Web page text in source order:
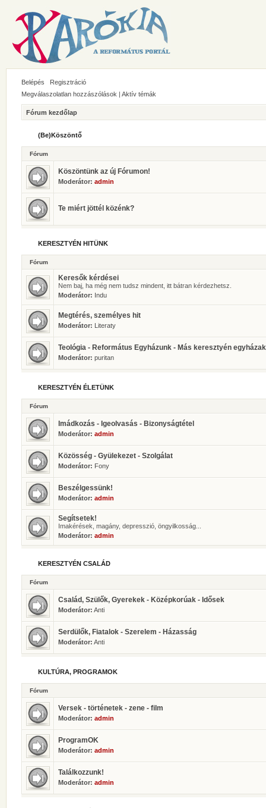
Belépés
Regisztráció
Megválaszolatlan hozzászólások | Aktív témák
Fórum kezdőlap
(Be)Köszöntő
Fórum
Köszöntünk az új Fórumon!
Moderátor: admin
Te miért jöttél közénk?
KERESZTYÉN HITÜNK
Fórum
Keresők kérdései
Nem baj, ha még nem tudsz mindent, itt bátran kérdezhetsz.
Moderátor: Indu
Megtérés, személyes hit
Moderátor: Literaty
Teológia - Református Egyházunk - Más keresztyén egyházak
Moderátor: puritan
KERESZTYÉN ÉLETÜNK
Fórum
Imádkozás - Igeolvasás - Bizonyságtétel
Moderátor: admin
Közösség - Gyülekezet - Szolgálat
Moderátor: Fony
Beszélgessünk!
Moderátor: admin
Segítsetek!
Imakérések, magány, depresszió, öngyilkosság...
Moderátor: admin
KERESZTYÉN CSALÁD
Fórum
Család, Szülők, Gyerekek - Középkorúak - Idősek
Moderátor: Anti
Serdülők, Fiatalok - Szerelem - Házasság
Moderátor: Anti
KULTÚRA, PROGRAMOK
Fórum
Versek - történetek - zene - film
Moderátor: admin
ProgramOK
Moderátor: admin
Találkozzunk!
Moderátor: admin